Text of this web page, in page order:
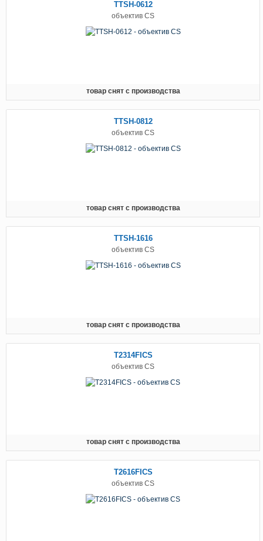
TTSH-0612
объектив CS
товар снят с производства
TTSH-0812
объектив CS
товар снят с производства
TTSH-1616
объектив CS
товар снят с производства
T2314FICS
объектив CS
товар снят с производства
T2616FICS
объектив CS